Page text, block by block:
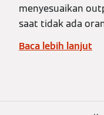
menyesuaikan
saat tidak ada
Baca lebih lanjut